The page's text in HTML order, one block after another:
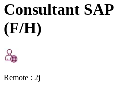
Consultant
(F/H)
Remote : 2j